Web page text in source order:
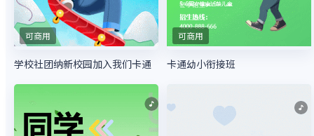
可商用
学校社团纳新校园加入我们卡通
可商用
卡通幼小衔接班